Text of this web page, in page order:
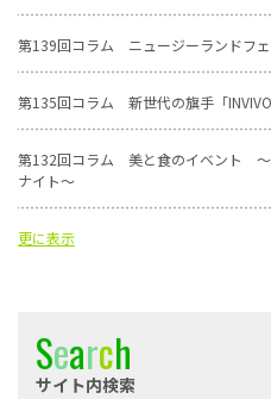
第139回コラム ニュージーランドフェ
第135回コラム 新世代の旗手「
第132回コラム 美と食のイベント ～
ナイト～
更に表示
Search
サイト内検索